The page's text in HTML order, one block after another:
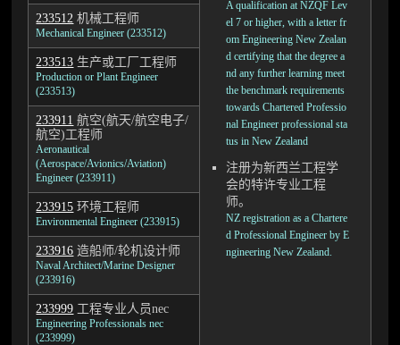
A qualification at NZQF Lev
el 7 or higher, with a letter fr
om Engineering New Zealan
d certifying that the degree a
nd any further learning meet
the benchmark requirements
towards Chartered Professio
nal Engineer professional sta
tus in New Zealand
注册为新西兰工程学
会的特许专业工程
师。
NZ registration as a Chartere
d Professional Engineer by E
ngineering New Zealand.
233512 机械工程师
Mechanical Engineer (233512)
233513 生产或工厂工程师
Production or Plant Engineer
(233513)
233911 航空(航天/航空电子/
航空)工程师
Aeronautical
(Aerospace/Avionics/Aviation)
Engineer (233911)
233915 环境工程师
Environmental Engineer (233915)
233916 造船师/轮机设计师
Naval Architect/Marine Designer
(233916)
233999 工程专业人员nec
Engineering Professionals nec
(233999)